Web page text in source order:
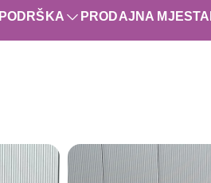
PODRŠKA PRODAJNA MJESTA